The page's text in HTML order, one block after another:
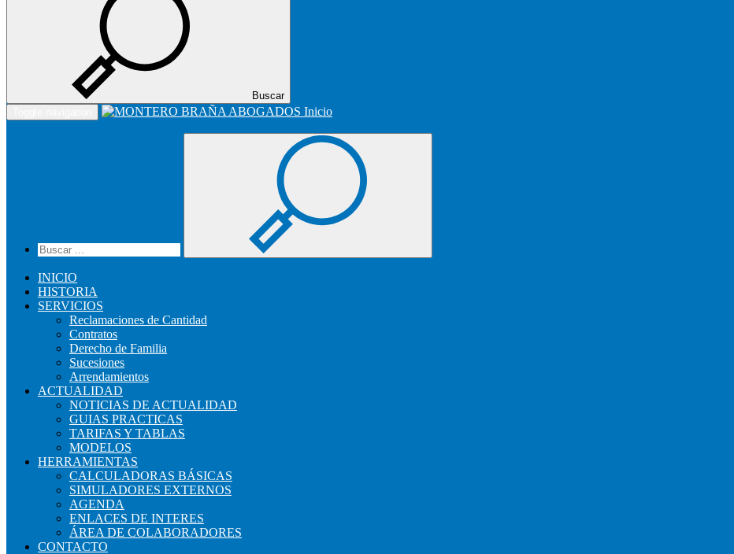
Buscar
Inicio
INICIO
HISTORIA
SERVICIOS
Reclamaciones de Cantidad
Contratos
Derecho de Familia
Sucesiones
Arrendamientos
ACTUALIDAD
NOTICIAS DE ACTUALIDAD
GUIAS PRACTICAS
TARIFAS Y TABLAS
MODELOS
HERRAMIENTAS
CALCULADORAS BÁSICAS
SIMULADORES EXTERNOS
AGENDA
ENLACES DE INTERES
ÁREA DE COLABORADORES
CONTACTO